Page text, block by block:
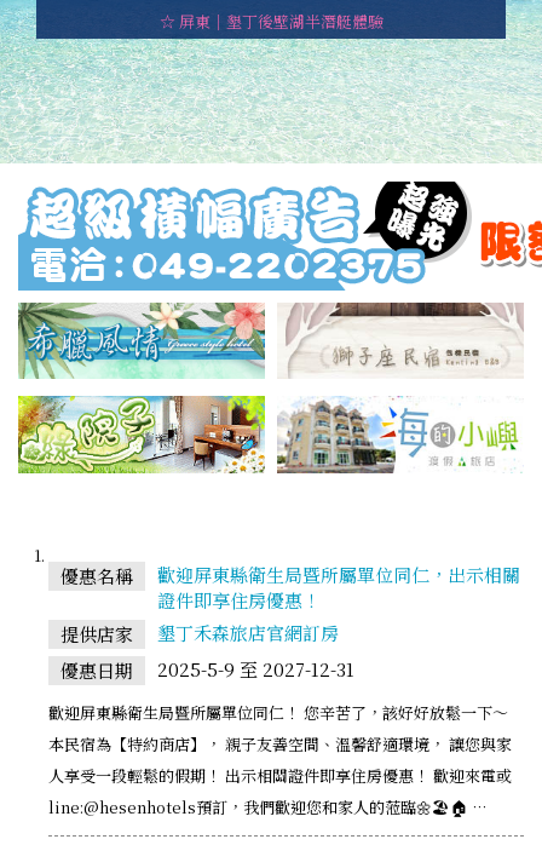
☆ 屏東｜墾丁後壁湖半潛艇體驗
優惠名稱
歡迎屏東縣衛生局暨所屬單位同仁，出示相關
證件即享住房優惠！
提供店家
墾丁禾森旅店官網訂房
優惠日期
2025-5-9 至 2027-12-31
歡迎屏東縣衛生局暨所屬單位同仁！ 您辛苦了，該好好放鬆一下～
本民宿為【特約商店】， 親子友善空間、溫馨舒適環境， 讓您與家
人享受一段輕鬆的假期！ 出示相關證件即享住房優惠！ 歡迎來電或
line:@hesenhotels預訂，我們歡迎您和家人的蒞臨🌼🏖️🏠 …